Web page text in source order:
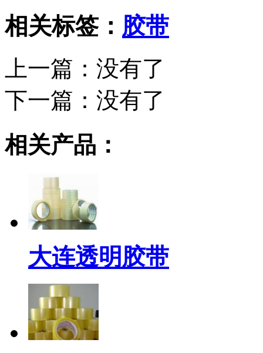
相关标签： 胶带
上一篇：没有了
下一篇： 没有了
相关产品：
大连透明胶带